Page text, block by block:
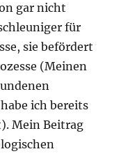
gar nicht
für
sie befördert
(Meinen
ich bereits
Mein Beitrag